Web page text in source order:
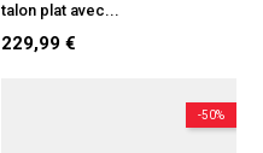
talon plat avec...
229,99 €
-50%